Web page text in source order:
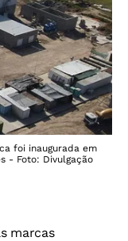
foi inaugurada em
- Foto: Divulgação
marcas